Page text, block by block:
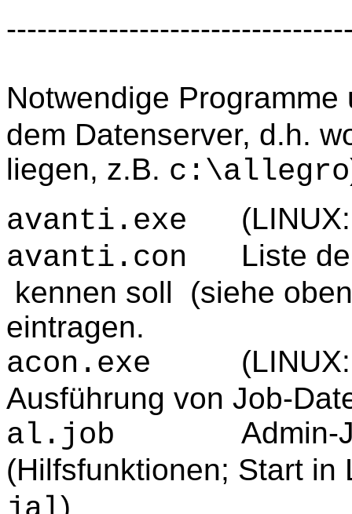
Notwendige
dem Datenserver, d.h.
liegen, z.B. c:\allegro
avanti.exe
avanti.con Liste
kennen soll (siehe
eintragen.
acon.exe
Ausführung von Job-
al.job Admin-
(Hilfsfunktionen; Start
)